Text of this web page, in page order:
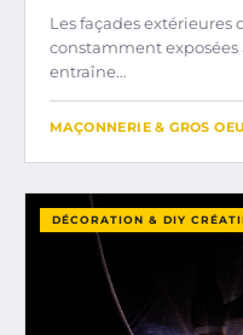
Les façades extérieures
constamment
entraîne…
MAÇONNERIE & GROS
DÉCORATION & DIY